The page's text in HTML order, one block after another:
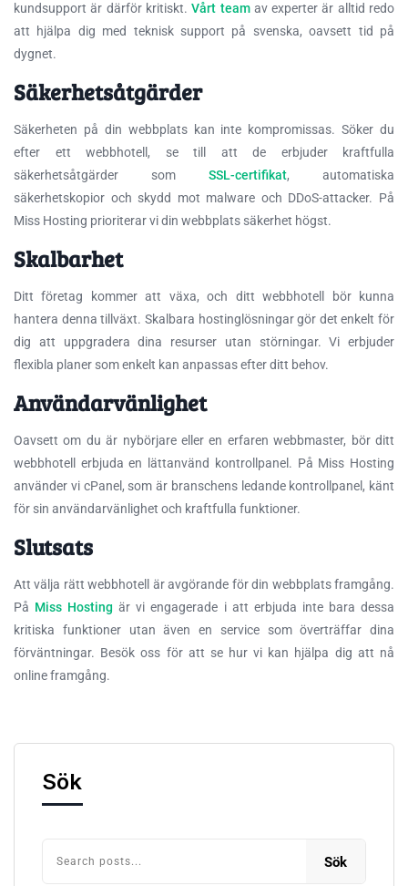
kundsupport är därför kritiskt.Vårt teamav experter är alltid redo
att hjälpa dig med teknisk support på svenska, oavsett tid på
dygnet.
Säkerhetsåtgärder
Säkerheten på din webbplats kan inte kompromissas. Söker du
efter ett webbhotell, se till att de erbjuder kraftfulla
säkerhetsåtgärder som SSL-certifikat, automatiska
säkerhetskopior och skydd mot malware och DDoS-attacker. På
Miss Hosting prioriterar vi din webbplats säkerhet högst.
Skalbarhet
Ditt företag kommer att växa, och ditt webbhotell bör kunna
hantera denna tillväxt. Skalbara hostinglösningar gör det enkelt för
dig att uppgradera dina resurser utan störningar. Vi erbjuder
flexibla planer som enkelt kan anpassas efter ditt behov.
Användarvänlighet
Oavsett om du är nybörjare eller en erfaren webbmaster, bör ditt
webbhotell erbjuda en lättanvänd kontrollpanel. På Miss Hosting
använder vi cPanel, som är branschens ledande kontrollpanel, känt
för sin användarvänlighet och kraftfulla funktioner.
Slutsats
Att välja rätt webbhotell är avgörande för din webbplats framgång.
På Miss Hosting är vi engagerade i att erbjuda inte bara dessa
kritiska funktioner utan även en service som överträffar dina
förväntningar. Besök oss för att se hur vi kan hjälpa dig att nå
online framgång.
Sök
Sök